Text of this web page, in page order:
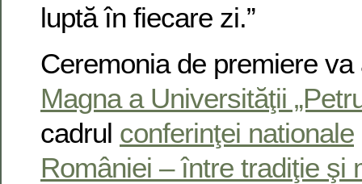
luptă în fiecare zi.”
Ceremonia de premiere
Magna a Universităţii
cadrul conferinţei nationale
României – între tradiţie şi